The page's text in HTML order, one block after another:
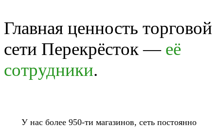
Главная ценность торговой
сети Перекрёсток — её
сотрудники.
У нас более 950-ти магазинов, сеть постоянно